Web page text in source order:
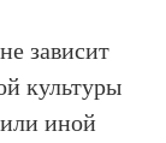
зависит
культуры
иной